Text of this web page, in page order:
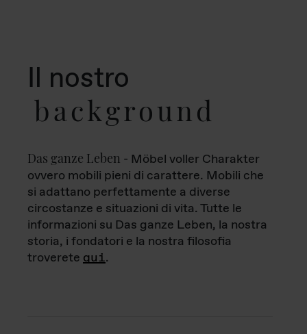
Il nostro
background
Das ganze Leben - Möbel voller Charakter
ovvero mobili pieni di carattere. Mobili che
si adattano perfettamente a diverse
circostanze e situazioni di vita. Tutte le
informazioni su Das ganze Leben, la nostra
storia, i fondatori e la nostra filosofia
troverete qui.